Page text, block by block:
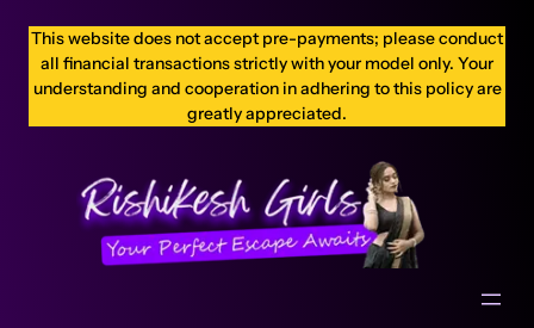
This website does not accept pre-payments; please conduct
all financial transactions strictly with your model only. Your
understanding and cooperation in adhering to this policy are
greatly appreciated.